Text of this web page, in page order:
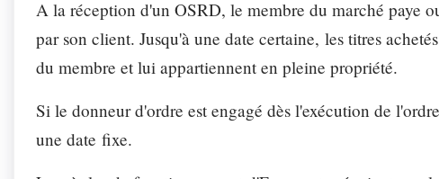
A la réception d'un OSRD, le membre du marché paye
par son client. Jusqu'à une date certaine, les titres
du membre et lui appartiennent en pleine propriété.
Si le donneur d'ordre est engagé dès l'exécution de
une date fixe.